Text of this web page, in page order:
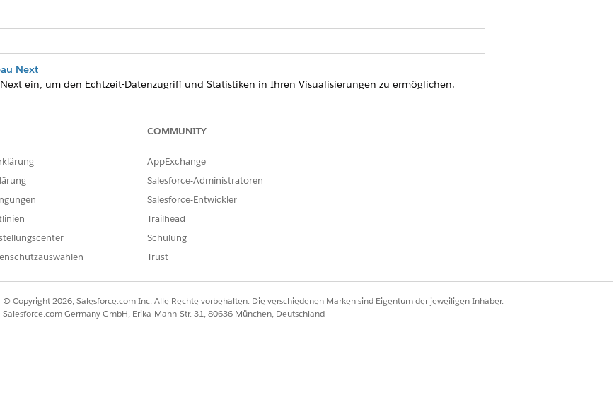
Next
ein, um den Echtzeit-Datenzugriff und Statistiken in Ihren Visualisierungen zu ermöglichen.
für Tableau Next
die Einstein Trust Layer für den Zugriff auf AI-Funktionen. Sie müssen auch die Datensammlung der
um Feedback und Überwachungsdaten zu speichern.
Next
Sie Organisationsfunktionen und erstellen und aktivieren Sie einen Agenten für Analysen und
COMMUNITY
AppExchange
Salesforce-Administratoren
Salesforce-Entwickler
Trailhead
Schulung
Trust
© Copyright 2026, Salesforce.com Inc. Alle Rechte vorbehalten. Die verschiedenen Marken sind Eigentum der jeweiligen Inhaber.
Salesforce.com Germany GmbH, Erika-Mann-Str. 31, 80636 München, Deutschland